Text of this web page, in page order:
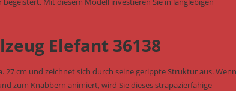
Elefant 36138
cm und zeichnet sich durch seine gerippte Struktur aus.
zum Knabbern animiert, wird Sie dieses strapazierfähige